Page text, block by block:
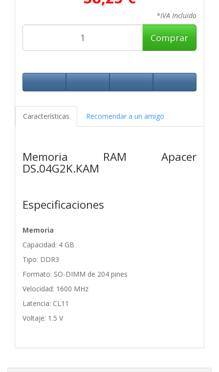
*IVA Incluido
Comprar
Características Recomendar a un amigo
Memoria RAM Apacer
DS.04G2K.KAM
Especificaciones
Memoria
Capacidad: 4 GB
Tipo: DDR3
Formato: SO-DIMM de 204 pines
Velocidad: 1600 MHz
Latencia: CL11
Voltaje: 1.5 V